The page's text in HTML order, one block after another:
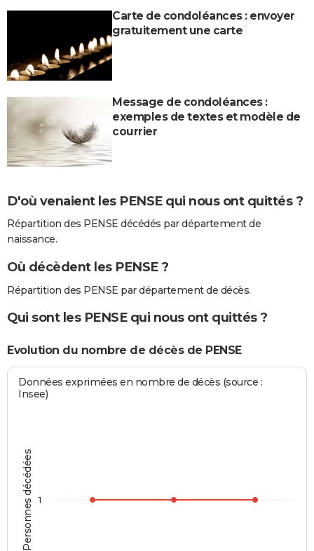
Carte de condoléances : envoyer
gratuitement une carte
Message de condoléances :
exemples de textes et modèle de
courrier
D'où venaient les PENSE qui nous ont quittés ?
Répartition des PENSE décédés par département de
naissance.
Où décèdent les PENSE ?
Répartition des PENSE par département de décès.
Qui sont les PENSE qui nous ont quittés ?
Evolution du nombre de décès de PENSE
Personnes décédées
Données exprimées en nombre de décès (source :
Insee)
1